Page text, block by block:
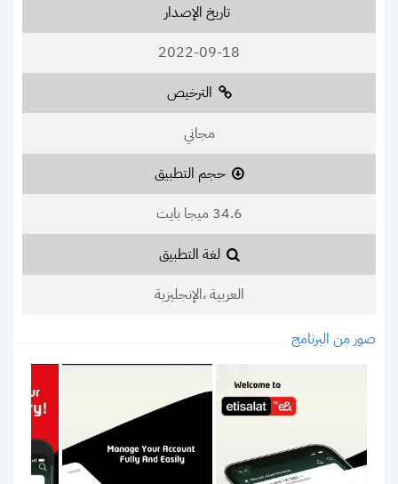
تاريخ الإصدار
2022-09-18
الترخيص
مجاني
حجم التطبيق
34.6 ميجا بايت
لغة التطبيق
العربية ،الإنجليزية
صور من البرنامج